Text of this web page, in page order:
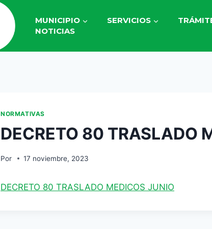
MUNICIPIO SERVICIOS
NOTICIAS
NORMATIVAS
DECRETO 80 TRASLADO
Por 17 noviembre, 2023
DECRETO 80 TRASLADO MEDICOS JUNIO